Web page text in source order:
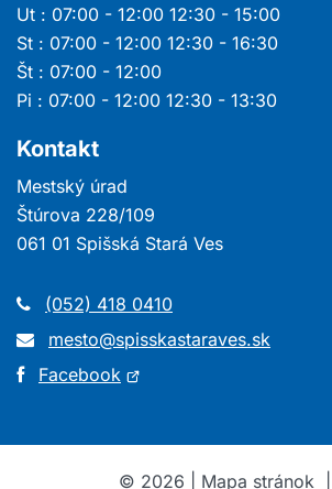
Ut : 07:00 - 12:00 12:30 - 15:00
St : 07:00 - 12:00 12:30 - 16:30
Št : 07:00 - 12:00
Pi : 07:00 - 12:00 12:30 - 13:30
Kontakt
Mestský úrad
Štúrova 228/109
061 01 Spišská Stará Ves
(052) 418 0410
mesto@spisskastaraves.sk
Facebook Otvorí
© 2026 Mapa stránok|